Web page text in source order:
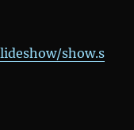
show.s